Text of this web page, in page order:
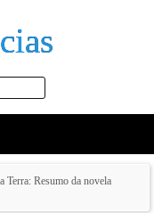
Terra: Resumo da novela